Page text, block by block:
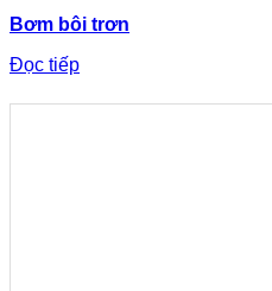
Bơm bôi trơn
Đọc tiếp